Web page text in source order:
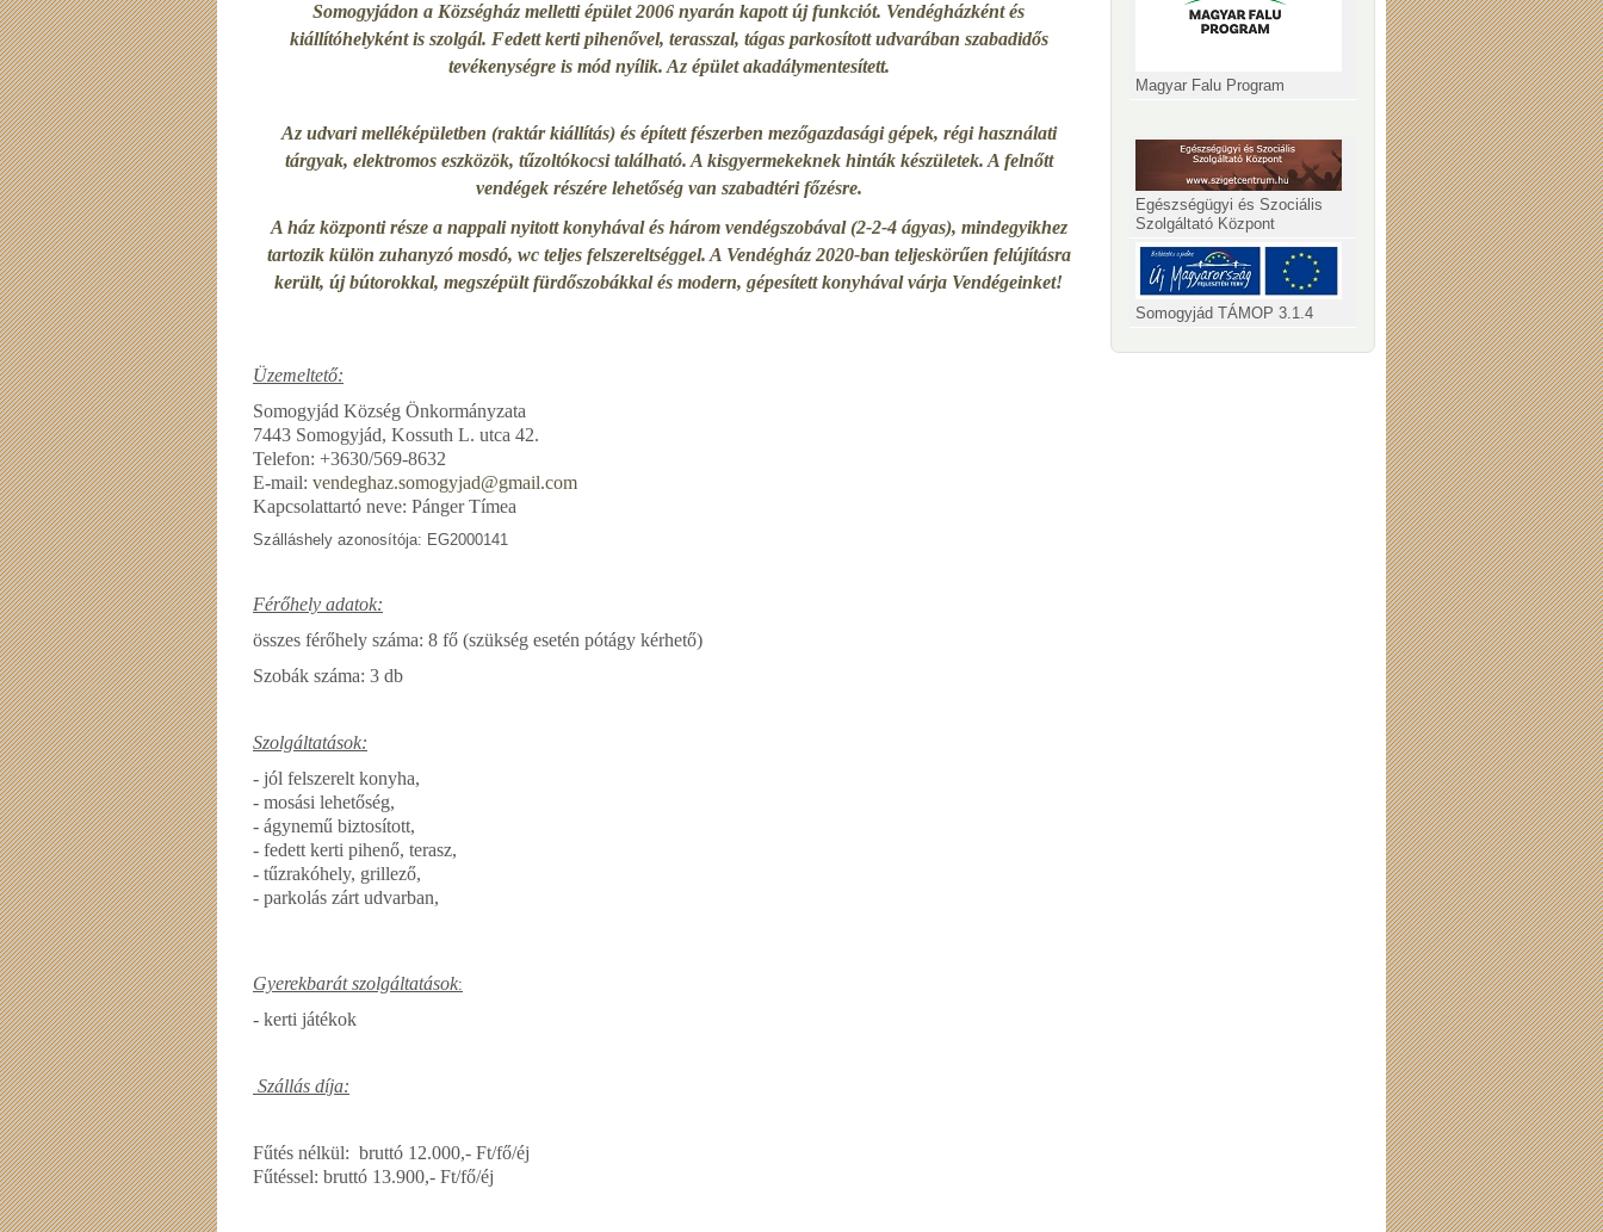
Magyar Falu Program
Egészségügyi és Szociális
Szolgáltató Központ
Somogyjád TÁMOP 3.1.4
Somogyjádon a Községház melletti épület 2006 nyarán kapott új funkciót. Vendégházként és
kiállítóhelyként is szolgál. Fedett kerti pihenővel, terasszal, tágas parkosított udvarában szabadidős
tevékenységre is mód nyílik. Az épületakadálymentesített.
Az udvari melléképületben (raktár kiállítás) és épített fészerben mezőgazdasági gépek, régi használati
tárgyak, elektromos eszközök, tűzoltókocsi található. A kisgyermekeknek hinták készületek. A felnőtt
vendégek részére lehetőség van szabadtéri főzésre.
A ház központi része a nappali nyitott konyhával és három vendégszobával (2-2-4 ágyas), mindegyikhez
tartozik külön zuhanyzó mosdó, wc teljes felszereltséggel. A Vendégház 2020-ban teljeskörűen felújításra
került, új bútorokkal, megszépült fürdőszobákkal és modern, gépesített konyhával várja Vendégeinket!
Üzemeltető:
Somogyjád Község Önkormányzata
7443 Somogyjád, Kossuth L. utca 42.
Telefon: +3630/569-8632
E-mail: vendeghaz.somogyjad@gmail.com
Kapcsolattartó neve: Pánger Tímea
Szálláshely azonosítója: EG2000141
Férőhely adatok:
összes férőhely száma: 8 fő (szükség esetén pótágy kérhető)
Szobák száma: 3 db
Szolgáltatások:
- jól felszerelt konyha,
- mosási lehetőség,
- ágynemű biztosított,
- fedett kerti pihenő, terasz,
- tűzrakóhely, grillező,
- parkolás zárt udvarban,
Gyerekbarát szolgáltatások:
- kerti játékok
Szállás díja:
Fűtés nélkül: bruttó 12.000,- Ft/fő/éj
Fűtéssel: bruttó 13.900,- Ft/fő/éj